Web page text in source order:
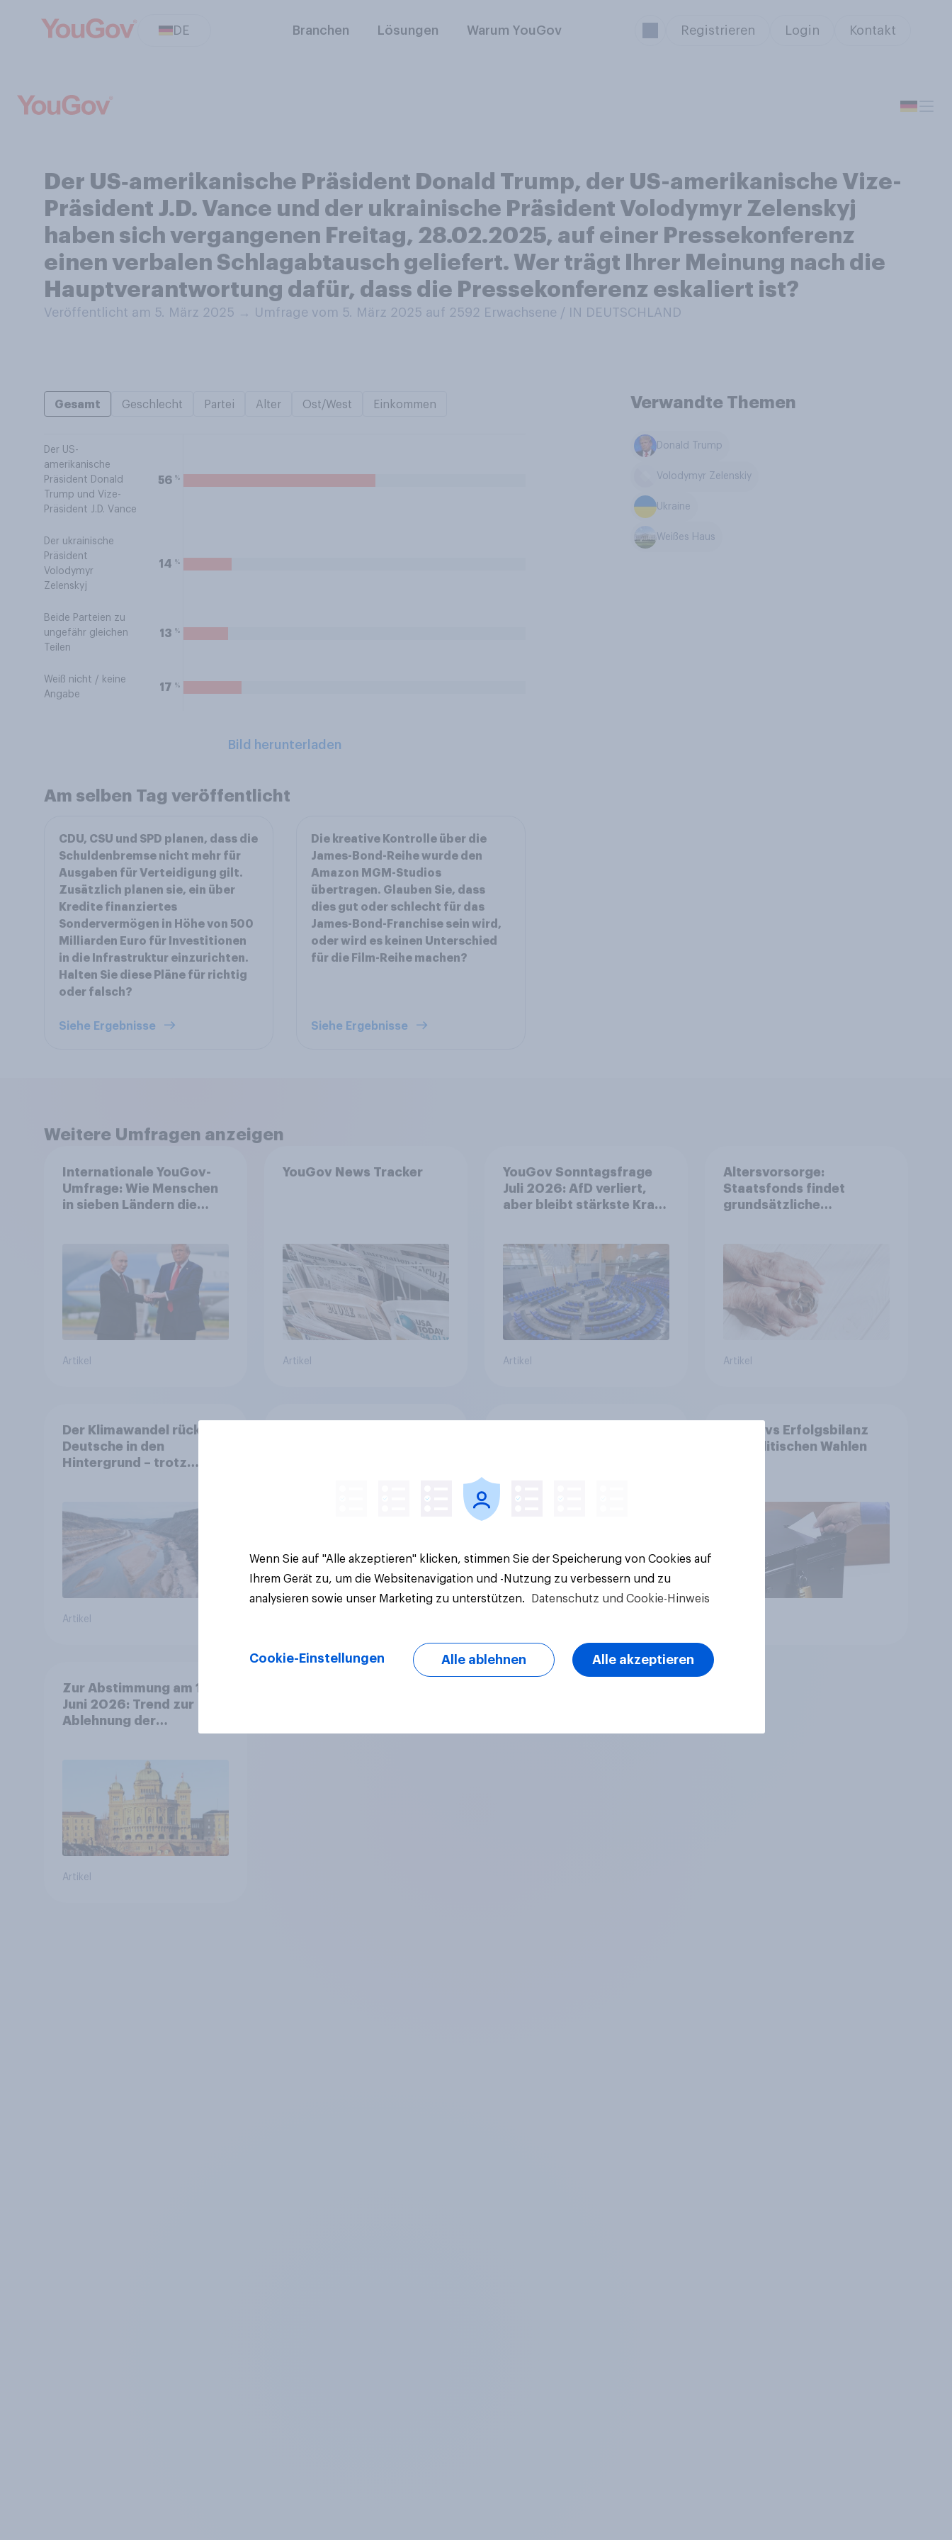
DE Branchen Lösungen Warum YouGov Registrieren Login Kontakt
Der US‑amerikanische Präsident Donald Trump, der US-amerikanische Vize-
Präsident J.D. Vance und der ukrainische Präsident Volodymyr Zelenskyj
haben sich vergangenen Freitag, 28.02.2025, auf einer Pressekonferenz
einen verbalen Schlagabtausch geliefert. Wer trägt Ihrer Meinung nach die
Hauptverantwortung dafür, dass die Pressekonferenz eskaliert ist?
Veröffentlicht am 5. März 2025 → Umfrage vom 5. März 2025 auf 2592 Erwachsene / IN DEUTSCHLAND
Gesamt Geschlecht Partei Alter Ost/West Einkommen
Der US-
amerikanische
Präsident Donald
Trump und Vize-
Präsident J.D. Vance
56 %
Der ukrainische
Präsident
Volodymyr
Zelenskyj
14 %
Beide Parteien zu
ungefähr gleichen
Teilen
13 %
Weiß nicht / keine
Angabe
17 %
Bild herunterladen
Verwandte Themen
Donald Trump
Volodymyr Zelenskiy
Ukraine
Weißes Haus
Am selben Tag veröffentlicht
CDU, CSU und SPD planen, dass die
Schuldenbremse nicht mehr für
Ausgaben für Verteidigung gilt.
Zusätzlich planen sie, ein über
Kredite finanziertes
Sondervermögen in Höhe von 500
Milliarden Euro für Investitionen
in die Infrastruktur einzurichten.
Halten Sie diese Pläne für richtig
oder falsch?
Siehe Ergebnisse
Die kreative Kontrolle über die
James-Bond-Reihe wurde den
Amazon MGM-Studios
übertragen. Glauben Sie, dass
dies gut oder schlecht für das
James-Bond-Franchise sein wird,
oder wird es keinen Unterschied
für die Film-Reihe machen?
Siehe Ergebnisse
Weitere Umfragen anzeigen
Internationale YouGov-
Umfrage: Wie Menschen
in sieben Ländern die
Bedrohungen und
Bündnisse bewerten
Artikel
YouGov News Tracker
Artikel
YouGov Sonntagsfrage
Juli 2026: AfD verliert,
aber bleibt stärkste Kraft
Bevölkerung
Artikel
Altersvorsorge:
Staatsfonds findet
grundsätzliche
entscheiden über die
Akzeptanz
Artikel
Der Klimawandel rückt für
Deutsche in den
Hintergrund – trotz
Artikel
Bevölkerung in der
Bürgerinnen und Bürger
YouGovs Erfolgsbilanz
bei politischen Wahlen
Zur Abstimmung am 14.
Juni 2026: Trend zur
Ablehnung der
Bevölkerungsobergrenze
für Annahme des
Zivildienstgesetz sinken
Artikel
Wenn Sie auf "Alle akzeptieren" klicken, stimmen Sie der Speicherung von Cookies auf
Ihrem Gerät zu, um die Websitenavigation und -Nutzung zu verbessern und zu
analysieren sowie unser Marketing zu unterstützen.
Datenschutz und Cookie-Hinweis
Cookie-Einstellungen Alle ablehnen Alle akzeptieren